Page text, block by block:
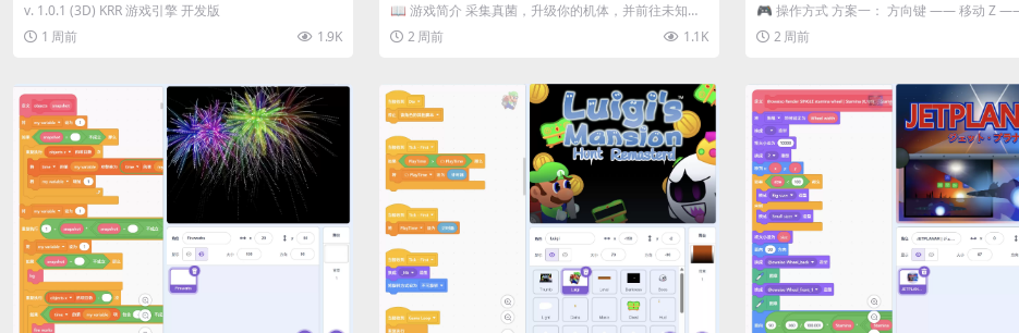
v. 1.0.1 (3D) KRR 游戏引擎 开发版
1 周前
1.9K
📖 游戏简介 采集真菌，升级你的机体，并前往未知领
域探索。 这是一款静谧的探索冒...
2 周前 1.1K
🎮 操作方式 方案一： 方向键 —— 移动 Z
漂移 方案二： ...
2 周前